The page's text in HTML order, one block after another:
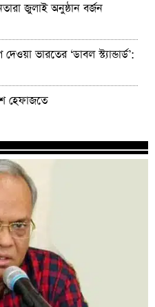
জুলাই অনুষ্ঠান বর্জন
ভারতের ‘ডাবল স্ট্যান্ডার্ড’:
হেফাজতে